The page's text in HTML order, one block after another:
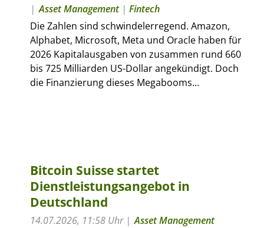
Asset Management| Fintech
Die Zahlen sind schwindelerregend. Amazon,
Alphabet, Microsoft, Meta und Oracle haben für
2026 Kapitalausgaben von zusammen rund 660
bis 725 Milliarden US-Dollar angekündigt. Doch
die Finanzierung dieses Megabooms...
Bitcoin Suisse startet
Dienstleistungsangebot in
Deutschland
14.07.2026, 11:58 Uhr
Asset Management